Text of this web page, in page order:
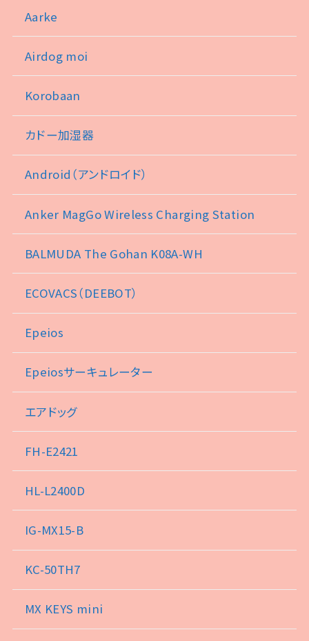
Aarke
Airdog moi
Korobaan
カドー加湿器
Android（アンドロイド）
Anker MagGo Wireless Charging Station
BALMUDA The Gohan K08A-WH
ECOVACS（DEEBOT）
Epeios
Epeiosサーキュレーター
エアドッグ
FH-E2421
HL-L2400D
IG-MX15-B
KC-50TH7
MX KEYS mini